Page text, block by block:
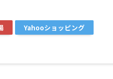
Yahooショッピング